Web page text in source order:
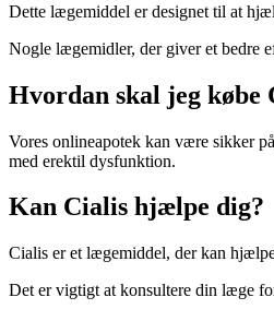
Dette lægemiddel er designet til at
Nogle lægemidler, der giver et bedre
Hvordan skal jeg købe
Vores onlineapotek kan være sikker
med erektil dysfunktion.
Kan Cialis hjælpe dig?
Cialis er et lægemiddel, der kan
Det er vigtigt at konsultere din læge